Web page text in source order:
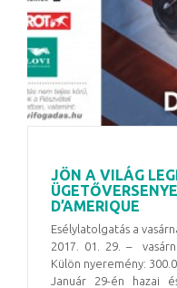
JÖN A VILÁG
D’AMERIQUE
Esélylatolgatás a
2017. 01. 29. –
Külön nyeremény:
Január 29-én hazai